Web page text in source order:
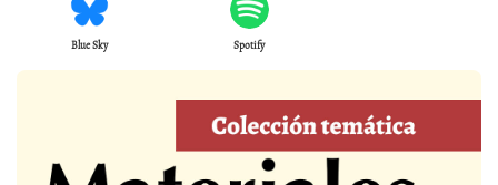
Blue Sky Spotify